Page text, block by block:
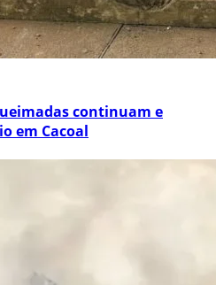
continuam e
em Cacoal